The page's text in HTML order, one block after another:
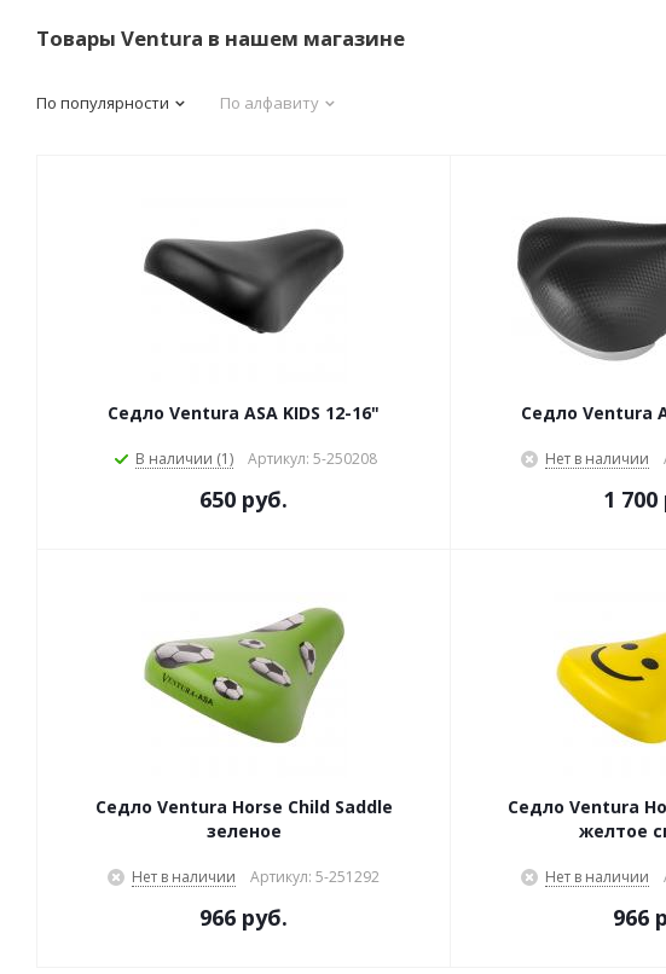
Товары Ventura в нашем магазине
По популярности По алфавиту
Седло Ventura ASA KIDS 12-16"
В наличии (1) Артикул: 5-250208
650 руб.
Седло Ventura
Нет в наличии
1 700
Седло Ventura Horse Child Saddle
зеленое
Нет в наличии Артикул: 5-251292
966 руб.
Седло Ventura
желтое
Нет в наличии
966